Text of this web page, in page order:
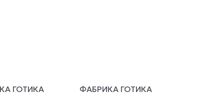
ГОТИКА
ФАБРИКА ГОТИКА